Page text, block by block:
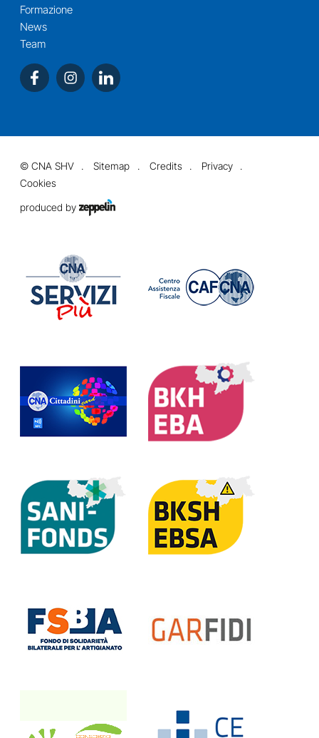
Formazione
News
Team
©CNA SHV Sitemap Credits
Privacy
Cookies
produced by